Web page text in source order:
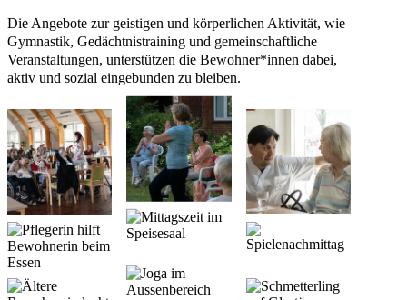
Die Angebote zur geistigen und körperlichen Aktivität, wie
Gymnastik, Gedächtnistraining und gemeinschaftliche
Veranstaltungen, unterstützen die Bewohner*innen dabei,
aktiv und sozial eingebunden zu bleiben.
Eine
Sammlung
von
Bildern,
die
Aktivitäten
und
das
Leben
im
Altenhof
zeigen.